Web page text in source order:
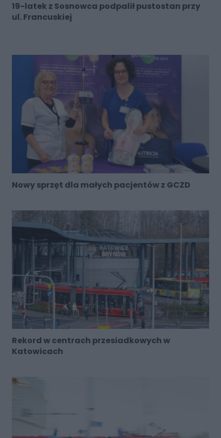
19-latek z Sosnowca podpalił pustostan przy
ul. Francuskiej
Nowy sprzęt dla małych pacjentów z GCZD
Rekord w centrach przesiadkowych w
Katowicach